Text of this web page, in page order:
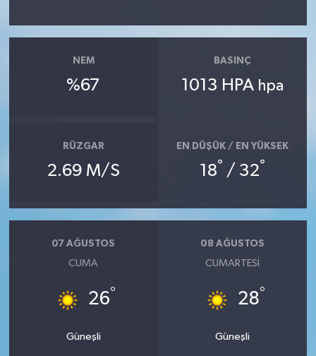
NEM
%67
BASINÇ
1013 HPA hpa
RÜZGAR
2.69 M/S
EN DÜŞÜK / EN YÜKSEK
18° / 32°
07 AĞUSTOS
CUMA
26°
Güneşli
08 AĞUSTOS
CUMARTESI
28°
Güneşli